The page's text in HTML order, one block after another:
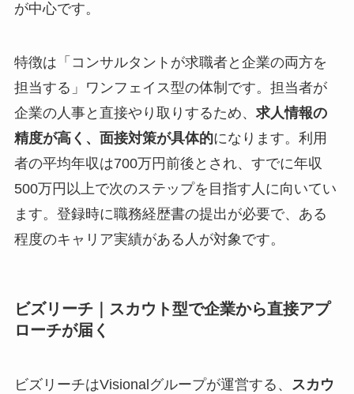
が中心です。
特徴は「コンサルタントが求職者と企業の両方を
担当する」ワンフェイス型の体制です。担当者が
企業の人事と直接やり取りするため、 求人情報の
精度が高く、面接対策が具体的になります。利用
者の平均年収は700万円前後とされ、すでに年収
500万円以上で次のステップを目指す人に向いてい
ます。登録時に職務経歴書の提出が必要で、ある
程度のキャリア実績がある人が対象です。
ビズリーチ｜スカウト型で企業から直接アプ
ローチが届く
ビズリーチはVisionalグループが運営する、 スカウ